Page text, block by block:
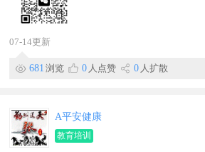
07-14更新
681 浏览 0 人点赞 0 人扩散
A平安健康
教育培训